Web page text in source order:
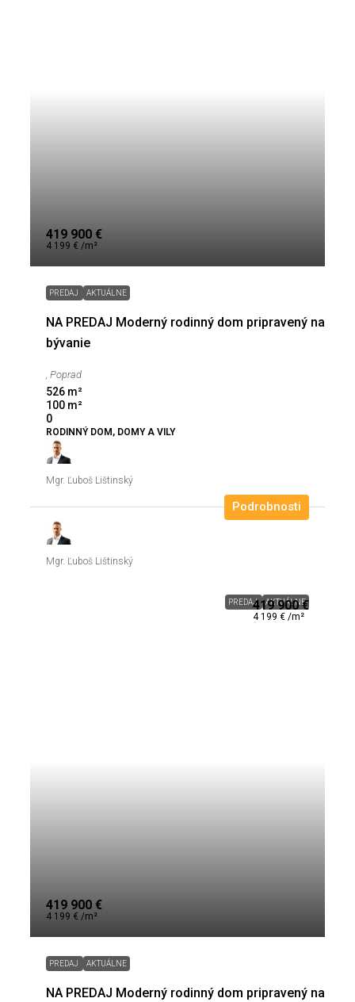
419 900 €
4 199 € /m²
PREDAJ AKTUÁLNE
NA PREDAJ Moderný rodinný dom pripravený na
bývanie
, Poprad
526 m²
100 m²
0
RODINNÝ DOM, DOMY A VILY
Podrobnosti
Mgr. Ľuboš Lištinský
Mgr. Ľuboš Lištinský
PREDAJ AKTUÁLNE
419 900 €
4 199 € /m²
PREDAJ AKTUÁLNE
NA PREDAJ Moderný rodinný dom pripravený na
419 900 €
4 199 € /m²